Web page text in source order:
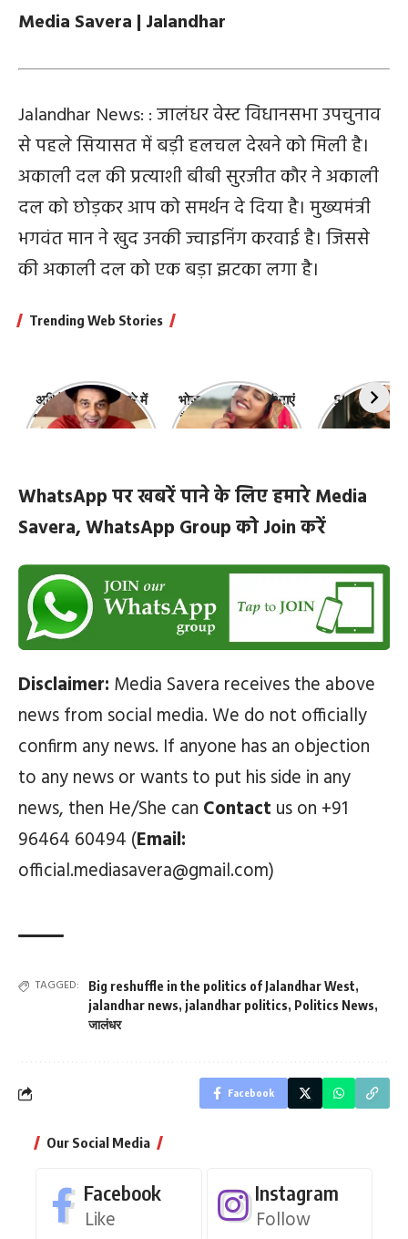
Media Savera | Jalandhar
Jalandhar News: : जालंधर वेस्ट विधानसभा उपचुनाव
से पहले सियासत में बड़ी हलचल देखने को मिली है।
अकाली दल की प्रत्याशी बीबी सुरजीत कौर ने अकाली
दल को छोड़कर आप को समर्थन दे दिया है। मुख्यमंत्री
भगवंत मान ने खुद उनकी ज्वाइनिंग करवाई है। जिससे
की अकाली दल को एक बड़ा झटका लगा है।
Trending Web Stories
अभिनेता धर्मेंद्र के बारे में
10 रोचक बातें, जिनके बारे
भोजपुरी की ये 10 हसीनाएं
हैं सबसे खूबसूरत | top-
Shefali
‘कांटा लगा
WhatsApp पर खबरें पाने के लिए हमारे Media
Savera, WhatsApp Group को Join करें
Disclaimer: Media Savera receives the above
news from social media. We do not officially
confirm any news. If anyone has an objection
to any news or wants to put his side in any
news, then He/She can Contact us on +91
96464 60494 (Email:
official.mediasavera@gmail.com)
TAGGED: Big reshuffle in the politics of Jalandhar West,
jalandhar news, jalandhar politics, Politics News,
जालंधर
Facebook
Our Social Media
Facebook
Like
Instagram
Follow